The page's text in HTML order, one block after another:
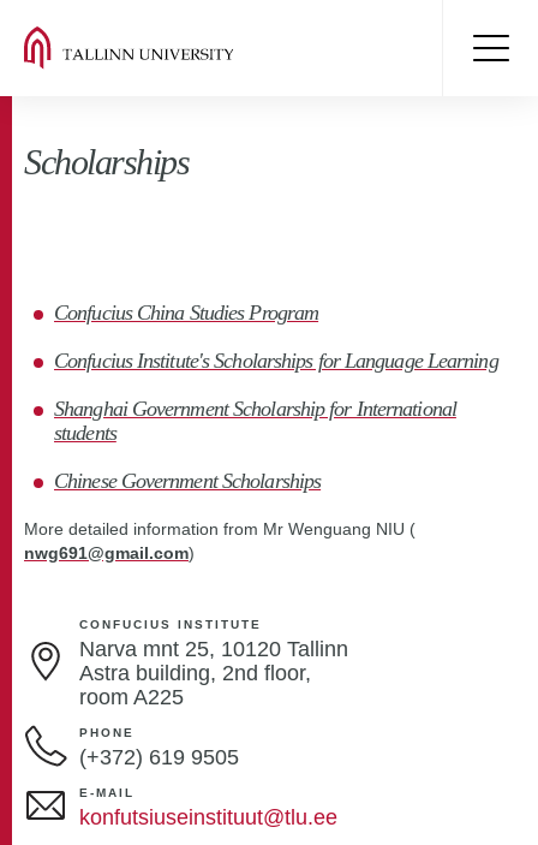
Scholarships
Confucius China Studies Program
Confucius Institute's Scholarships for Language Learning
Shanghai Government Scholarship for International
students
Chinese Government Scholarships
More detailed information from Mr Wenguang NIU (
nwg691@gmail.com)
CONFUCIUS INSTITUTE
Narva mnt 25, 10120 Tallinn
Astra building, 2nd floor,
room A225
PHONE
(+372) 619 9505
E-MAIL
konfutsiuseinstituut@tlu.ee